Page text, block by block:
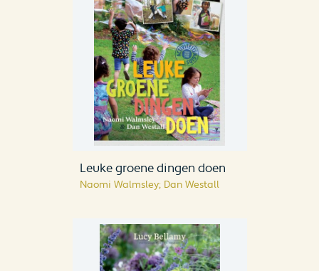
Leuke groene dingen doen
Naomi Walmsley; Dan Westall